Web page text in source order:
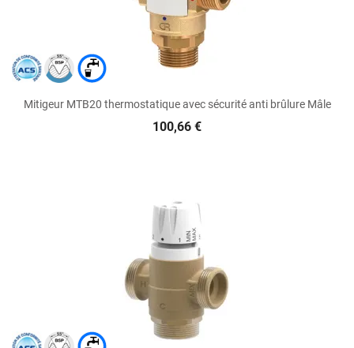
Mitigeur MTB20 thermostatique avec sécurité anti brûlure Mâle
100,66 €